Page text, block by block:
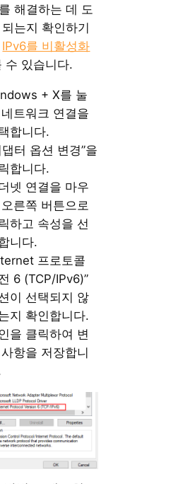
해결하는 데 도
는지 확인하기
IPv6를 비활성화
수 있습니다.
+ X를 눌
트워크 연결을
합니다.
댑터 옵션 변경”을
합니다.
넷 연결을 마우
른쪽 버튼으로
하고 속성을 선
니다.
프로토콜
6 (TCP/IPv6)”
이 선택되지 않
지 확인합니다.
을 클릭하여 변
항을 저장합니